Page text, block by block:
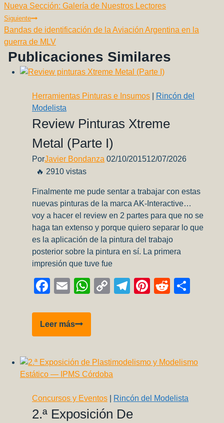
k
De
Entradas
Nueva Sección: Galería de Nuestros Lectores
Siguiente
Bandas de identificación de la Aviación Argentina en la
guerra de MLV
Publicaciones Similares
Herramientas Pinturas e Insumos
Rincón del
Modelista
Review Pinturas Xtreme
Metal (Parte I)
PorJavier Bondanza 02/10/201512/07/2026
🔥 2910 vistas
Finalmente me pude sentar a trabajar con estas
nuevas pinturas de la marca AK-Interactive…
voy a hacer el review en 2 partes para que no se
haga tan extenso y porque quiero separar lo que
es la aplicación de la pintura del trabajo
posterior sobre la pintura en sí. La primera
impresión que tuve fue
Facebook
EmailWhatsApp
CopyTelegram
Pinterest
Reddit
Leer másReview
pinturas
Metal
(Parte
Concursos y Eventos
Rincón del Modelista
2.ª Exposición De